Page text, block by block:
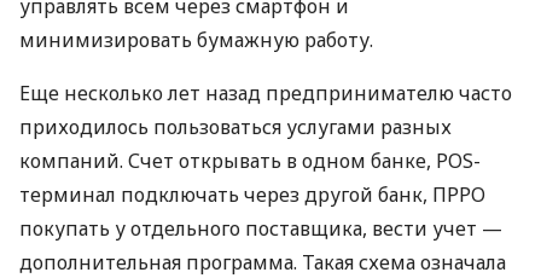
управлять всем через смартфон и
минимизировать бумажную работу.
Еще несколько лет назад предпринимателю часто
приходилось пользоваться услугами разных
компаний. Счет открывать в одном банке, POS-
терминал подключать через другой банк, ПРРО
покупать у отдельного поставщика, вести учет —
дополнительная программа. Такая схема означала